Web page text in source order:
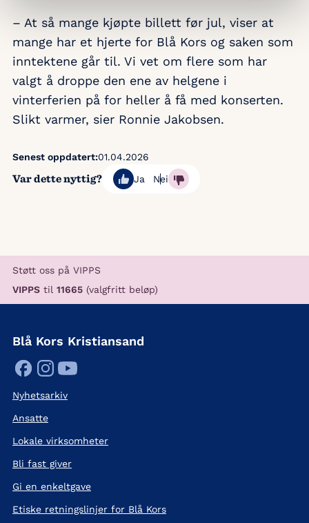
– At så mange kjøpte billett før jul, viser at
mange har et hjerte for Blå Kors og saken som
inntektene går til. Vi vet om flere som har
valgt å droppe den ene av helgene i
vinterferien på for heller å få med konserten.
Slikt varmer, sier Ronnie Jakobsen.
Var dette nyttig? Ja Nei
Senest oppdatert:01.04.2026
Støtt oss på VIPPS
VIPPS til 11665 (valgfritt beløp)
Blå Kors Kristiansand
Nyhetsarkiv
Ansatte
Lokale virksomheter
Bli fast giver
Gi en enkeltgave
Etiske retningslinjer for Blå Kors